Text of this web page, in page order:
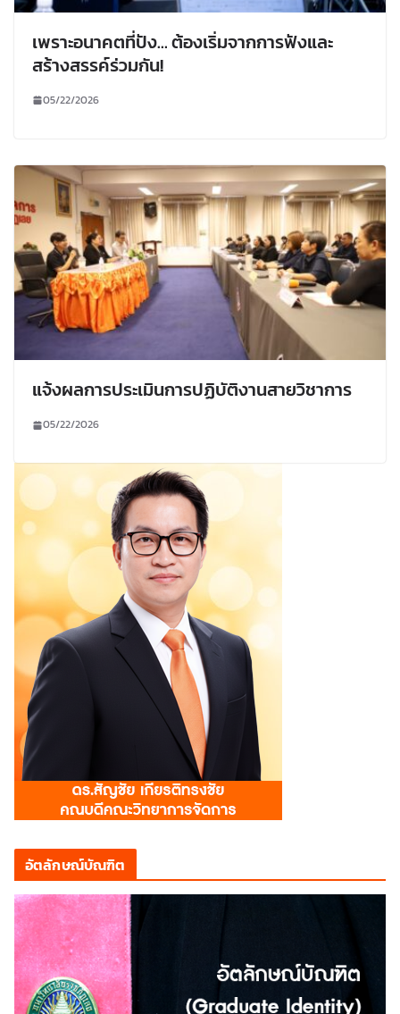
เพราะอนาคตที่ปัง… ต้องเริ่มจากการฟังและ
สร้างสรรค์ร่วมกัน!
05/22/2026
แจ้งผลการประเมินการปฏิบัติงานสายวิชาการ
05/22/2026
อัตลักษณ์บัณฑิต